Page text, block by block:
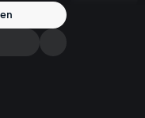
auf über 100 Hektar